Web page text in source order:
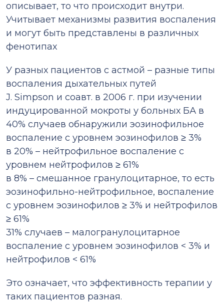
описывает, то что происходит внутри.
Учитывает механизмы развития воспаления
и могут быть представлены в различных
фенотипах
У разных пациентов с астмой – разные типы
воспаления дыхательных путей
J. Simpson и соавт. в 2006 г. при изучении
индуцированной мокроты у больных БА в
40% случаев обнаружили эозинофильное
воспаление с уровнем эозинофилов ≥ 3%
в 20% – нейтрофильное воспаление с
уровнем нейтрофилов ≥ 61%
в 8% – смешанное гранулоцитарное, то есть
эозинофильно-нейтрофильное, воспаление
с уровнем эозинофилов ≥ 3% и нейтрофилов
≥ 61%
31% случаев – малогранулоцитарное
воспаление с уровнем эозинофилов < 3% и
нейтро­филов < 61%
Это означает, что эффективность терапии у
таких пациентов разная.